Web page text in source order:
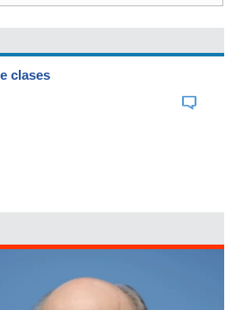
El INE también subrayó la baja
de un 10,7% y del gas
de 7,2% del suministro de
clases